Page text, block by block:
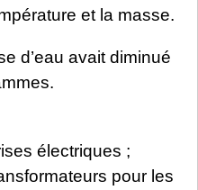
et la masse.
d’eau avait diminué
électriques ;
pour les